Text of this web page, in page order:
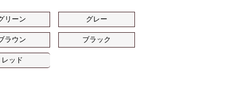
リーン グレー
ラウン ブラック
レッド